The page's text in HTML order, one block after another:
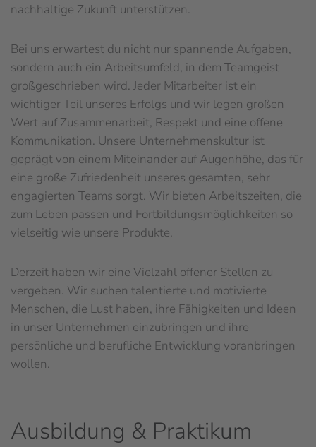
nachhaltige Zukunft unterstützen.
Bei uns erwartest du nicht nur spannende Aufgaben,
sondern auch ein Arbeitsumfeld, in dem Teamgeist
großgeschrieben wird. Jeder Mitarbeiter ist ein
wichtiger Teil unseres Erfolgs und wir legen großen
Wert auf Zusammenarbeit, Respekt und eine offene
Kommunikation. Unsere Unternehmenskultur ist
geprägt von einem Miteinander auf Augenhöhe, das für
eine große Zufriedenheit unseres gesamten, sehr
engagierten Teams sorgt. Wir bieten Arbeitszeiten, die
zum Leben passen und Fortbildungsmöglichkeiten so
vielseitig wie unsere Produkte.
Derzeit haben wir eine Vielzahl offener Stellen zu
vergeben. Wir suchen talentierte und motivierte
Menschen, die Lust haben, ihre Fähigkeiten und Ideen
in unser Unternehmen einzubringen und ihre
persönliche und berufliche Entwicklung voranbringen
wollen.
Ausbildung & Praktikum